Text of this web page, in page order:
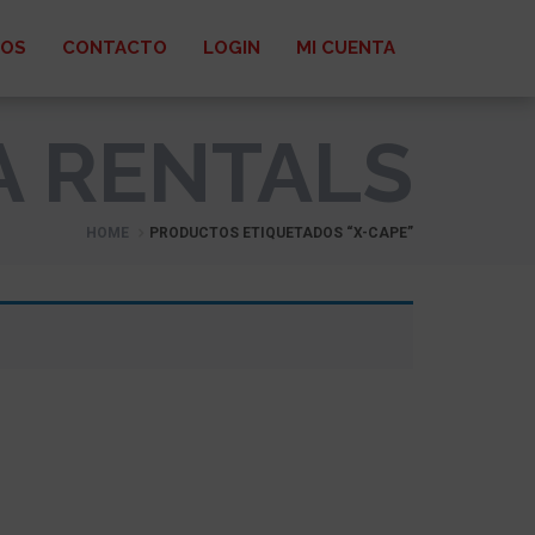
CONTACTO LOGIN MI CUENTA
RENTALS
HOME PRODUCTOS ETIQUETADOS “X-CAPE”